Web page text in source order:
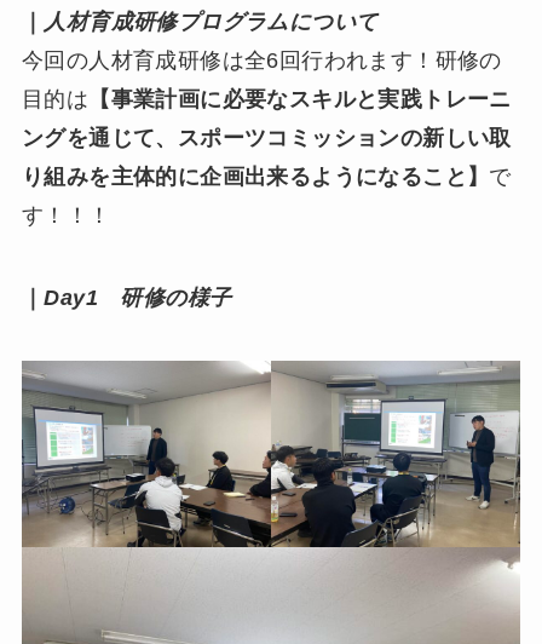
人材育成研修プログラムについて
今回の人材育成研修は全6回行われます！研修の
目的は 【事業計画に必要なスキルと実践トレーニ
ングを通じて、スポーツコミッションの新しい取
り組みを主体的に企画出来るようになること】 で
す！！！
｜Day1 研修の様子